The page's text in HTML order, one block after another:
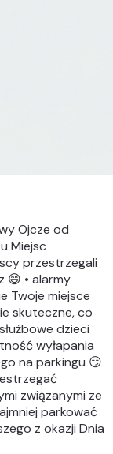
Ojcze od
Miejsc
przestrzegali
😄 • alarmy
Twoje miejsce
skuteczne, co
dzieci
wyłapania
na parkingu 😏
związanymi ze
parkować
z okazji Dnia